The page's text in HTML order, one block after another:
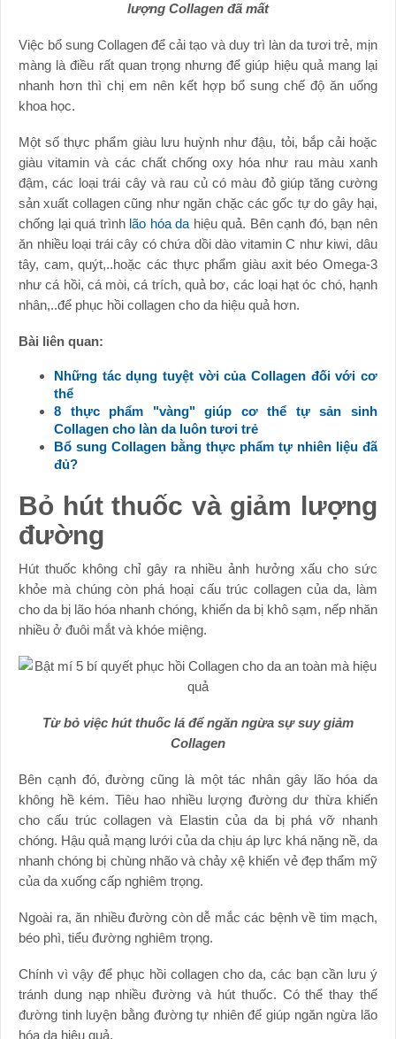
lượng Collagen đã mất
Việc bổ sung Collagen để cải tạo và duy trì làn da tươi trẻ, mịn
màng là điều rất quan trọng nhưng để giúp hiệu quả mang lại
nhanh hơn thì chị em nên kết hợp bổ sung chế độ ăn uống
khoa học.
Một số thực phẩm giàu lưu huỳnh như đậu, tỏi, bắp cải hoặc
giàu vitamin và các chất chống oxy hóa như rau màu xanh
đậm, các loại trái cây và rau củ có màu đỏ giúp tăng cường
sản xuất collagen cũng như ngăn chặc các gốc tự do gây hại,
chống lại quá trình lão hóa da hiệu quả. Bên cạnh đó, bạn nên
ăn nhiều loại trái cây có chứa dồi dào vitamin C như kiwi, dâu
tây, cam, quýt,..hoặc các thực phẩm giàu axit béo Omega-3
như cá hồi, cá mòi, cá trích, quả bơ, các loại hạt óc chó, hạnh
nhân,..để phục hồi collagen cho da hiệu quả hơn.
Bài liên quan:
Những tác dụng tuyệt vời của Collagen đối với cơ
thể
8 thực phẩm "vàng" giúp cơ thể tự sản sinh
Collagen cho làn da luôn tươi trẻ
Bổ sung Collagen bằng thực phẩm tự nhiên liệu đã
đủ?
Bỏ hút thuốc và giảm lượng
đường
Hút thuốc không chỉ gây ra nhiều ảnh hưởng xấu cho sức
khỏe mà chúng còn phá hoại cấu trúc collagen của da, làm
cho da bị lão hóa nhanh chóng, khiến da bị khô sạm, nếp nhăn
nhiều ở đuôi mắt và khóe miệng.
Từ bỏ việc hút thuốc lá để ngăn ngừa sự suy giảm
Collagen
Bên cạnh đó, đường cũng là một tác nhân gây lão hóa da
không hề kém. Tiêu hao nhiều lượng đường dư thừa khiến
cho cấu trúc collagen và Elastin của da bị phá vỡ nhanh
chóng. Hậu quả mạng lưới của da chịu áp lực khá nặng nề, da
nhanh chóng bị chùng nhão và chảy xệ khiến vẻ đẹp thẩm mỹ
của da xuống cấp nghiêm trọng.
Ngoài ra, ăn nhiều đường còn dễ mắc các bệnh về tim mạch,
béo phì, tiểu đường nghiêm trọng.
Chính vì vậy để phục hồi collagen cho da, các bạn cần lưu ý
tránh dung nạp nhiều đường và hút thuốc. Có thể thay thế
đường tinh luyện bằng đường tự nhiên để giúp ngăn ngừa lão
hóa da hiệu quả.